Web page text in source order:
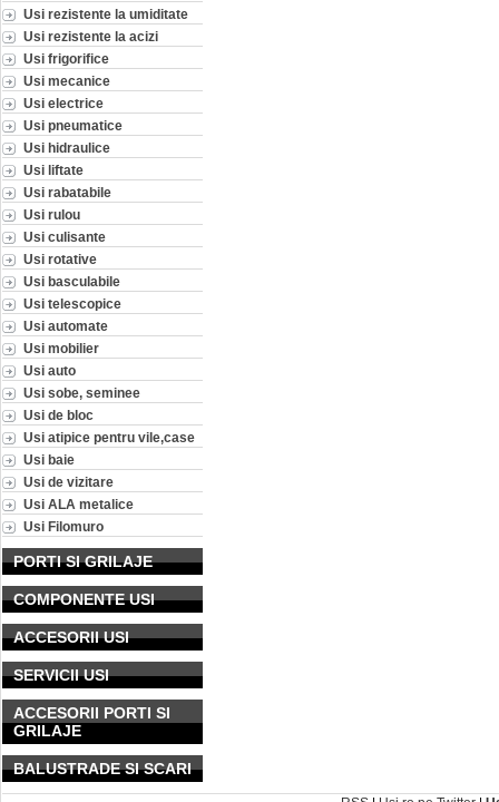
Usi rezistente la umiditate
Usi rezistente la acizi
Usi frigorifice
Usi mecanice
Usi electrice
Usi pneumatice
Usi hidraulice
Usi liftate
Usi rabatabile
Usi rulou
Usi culisante
Usi rotative
Usi basculabile
Usi telescopice
Usi automate
Usi mobilier
Usi auto
Usi sobe, seminee
Usi de bloc
Usi atipice pentru vile,case
Usi baie
Usi de vizitare
Usi ALA metalice
Usi Filomuro
PORTI SI GRILAJE
COMPONENTE USI
ACCESORII USI
SERVICII USI
ACCESORII PORTI SI
GRILAJE
BALUSTRADE SI SCARI